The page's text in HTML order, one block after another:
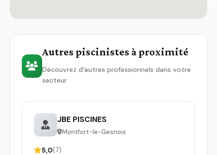
Autres piscinistes à proximité
Découvrez d'autres professionnels dans votre
secteur
JBE PISCINES
Montfort-le-Gesnois
5,0(7)